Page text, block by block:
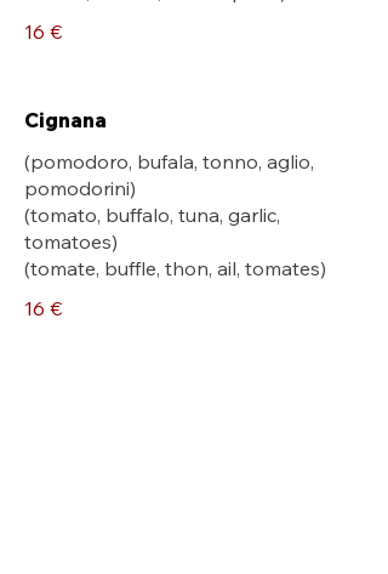
16 €
Cignana
(pomodoro, bufala, tonno, aglio,
pomodorini)
(tomato, buffalo, tuna, garlic,
tomatoes)
(tomate, buffle, thon, ail, tomates)
16 €